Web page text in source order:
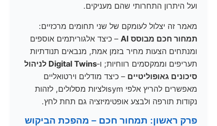
ועל היתרון התחרותי שהם מעניקים.
מאמר זה יצלול לעומקם של שני תחומים מרכזיים:
תמחור חכם מבוסס AI
– כיצד אלגוריתמים אוספים
ומנתחים הצעות מחיר בזמן אמת, מנבאים תנודתיות
תעריפים וממקסמים רווחיות; ו‑
Digital Twins לניהול
סיכונים גאופוליטיים – כיצד מודלים וירטואליים
מאפשרים להריץ אלפי symולציות מסלולים, לזהות
נקודות תורפה ולבצע אופטימיזציה גם תחת לחץ.
פרק ראשון: תמחור חכם – מהפכת הביקוש